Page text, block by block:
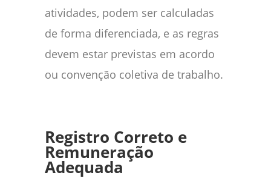
atividades, podem ser calculadas
de forma diferenciada, e as regras
devem estar previstas em acordo
ou convenção coletiva de trabalho.
Registro Correto e
Remuneração
Adequada